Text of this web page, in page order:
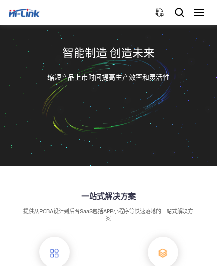
切
换
航
智能制造 创造未来
缩短产品上市时间提高生产效率和灵活性
一站式解决方案
提供从PCBA设计到后台SaaS包括APP小程序等快速落地的一站式解决方
案